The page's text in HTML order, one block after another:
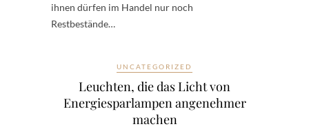
ihnen dürfen im Handel nur noch
Restbestände…
UNCATEGORIZED
Leuchten, die das Licht von
Energiesparlampen angenehmer
machen